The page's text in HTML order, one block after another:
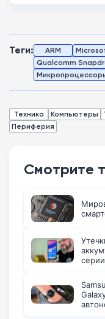
Теги: ARM
Qualcomm
Техника Компьютеры
Периферия
Смотрите